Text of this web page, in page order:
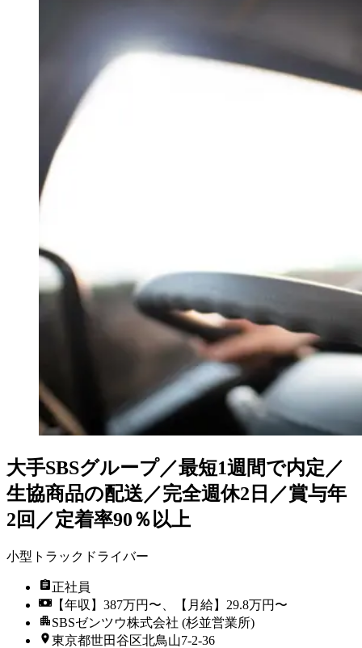
大手SBSグループ／最短1週間で内定／
生協商品の配送／完全週休2日／賞与年
2回／定着率90％以上
小型トラックドライバー
正社員
【年収】387万円〜、【月給】29.8万円〜
SBSゼンツウ株式会社 (杉並営業所)
東京都世田谷区北鳥山7-2-36